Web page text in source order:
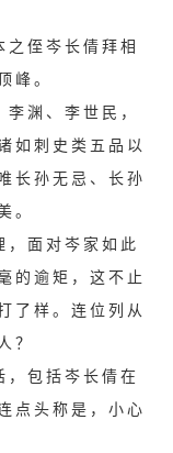
侄岑长倩拜相
峰。
渊、李世民，
如刺史类五品以
长孙无忌、长孙
。
面对岑家如此
的逾矩，这不止
了样。连位列从
？
包括岑长倩在
点头称是，小心